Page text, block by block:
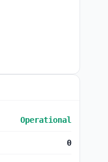
Operational
0